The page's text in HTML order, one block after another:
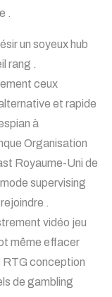
.
un soyeux hub
rang .
ceux
et rapide
à
Organisation
Royaume-Uni de
supervising
.
vidéo jeu
même effacer
RTG conception
de gambling